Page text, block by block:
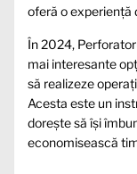
oferă o experiență
În 2024,
mai interesante
să realizeze
Acesta este un
dorește să își
economisească